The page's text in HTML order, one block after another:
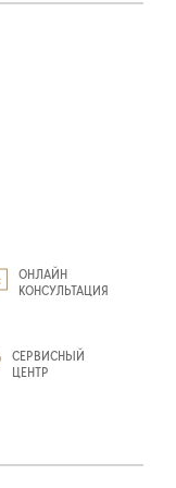
ОНЛАЙН
КОНСУЛЬТАЦИЯ
СЕРВИСНЫЙ
ЦЕНТР